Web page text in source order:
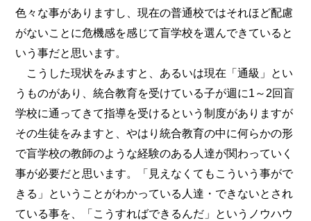
色々な事がありますし、現在の普通校ではそれほど配慮
がないことに危機感を感じて盲学校を選んできていると
いう事だと思います。
こうした現状をみますと、あるいは現在「通級」とい
うものがあり、統合教育を受けている子が週に1～2回盲
学校に通ってきて指導を受けるという制度がありますが
その生徒をみますと、やはり統合教育の中に何らかの形
で盲学校の教師のような経験のある人達が関わっていく
事が必要だと思います。「見えなくてもこういう事がで
きる」ということがわかっている人達・できないとされ
ている事を、「こうすればできるんだ」というノウハウ